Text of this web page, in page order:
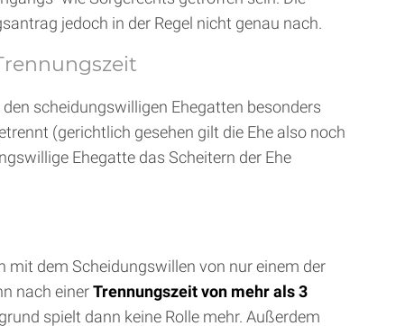
jedoch in der Regel nicht genau nach.
scheidungswilligen Ehegatten besonders
(gerichtlich gesehen gilt die Ehe also noch
Ehegatte das Scheitern der Ehe
mit dem Scheidungswillen von nur einem der
nach einerTrennungszeit von mehr als 3
spielt dann keine Rolle mehr. Außerdem